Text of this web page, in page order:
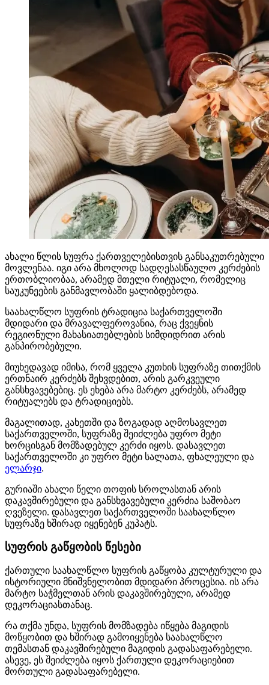
ახალი წლის სუფრა ქართველებისთვის განსაკუთრებული
მოვლენაა. იგი არა მხოლოდ სადღესასწაულო კერძების
ერთობლიობაა, არამედ მთელი რიტუალი, რომელიც
საუკუნეების განმავლობაში ყალიბდებოდა.
საახალწლო სუფრის ტრადიცია საქართველოში
მდიდარი და მრავალფეროვანია, რაც ქვეყნის
რეგიონული მახასიათებლების სიმდიდრით არის
განპირობებული.
მიუხედავად იმისა, რომ ყველა კუთხის სუფრაზე თითქმის
ერთნაირ კერძებს შეხვდებით, არის გარკვეული
განსხვავებებიც. ეს ეხება არა მარტო კერძებს, არამედ
რიტუალებს და ტრადიციებს.
მაგალითად, კახეთში და ზოგადად აღმოსავლეთ
საქართველოში, სუფრაზე შეიძლება უფრო მეტი
ხორცისგან მომზადებულ კერძი იყოს. დასავლეთ
საქართველოში კი უფრო მეტი სალათა, ფხალეული და
ელარჯი.
გურიაში ახალი წელი თოფის სროლასთან არის
დაკავშირებული და განსხვავებული კერძია საშობაო
ღვეზელი. დასავლეთ საქართველოში საახალწლო
სუფრაზე ხშირად იყენებენ კუპატს.
სუფრის გაწყობის წესები
ქართული საახალწლო სუფრის გაწყობა კულტურული და
ისტორიული მნიშვნელობით მდიდარი პროცესია. ის არა
მარტო საჭმელთან არის დაკავშირებული, არამედ
დეკორაციასთანაც.
რა თქმა უნდა, სუფრის მომზადება იწყება მაგიდის
მოწყობით და ხშირად გამოიყენება საახალწლო
თემასთან დაკავშირებული მაგიდის გადასაფარებელი.
ასევე, ეს შეიძლება იყოს ქართული დეკორაციებით
მორთული გადასაფარებელი.